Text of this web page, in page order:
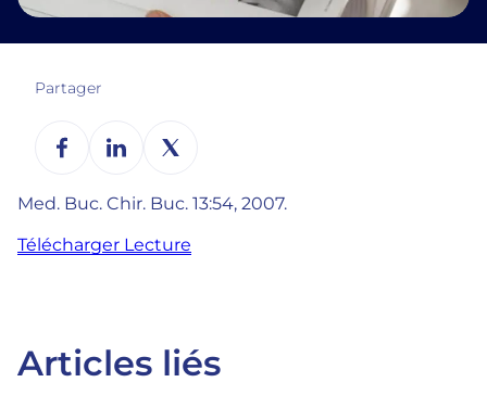
Partager
Med. Buc. Chir. Buc. 13:54, 2007.
Télécharger Lecture
Articles liés